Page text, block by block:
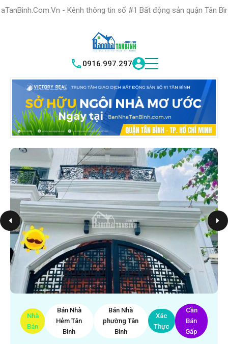
- Kênh thông tin số #1 Bất động sản quận Tân Bình "Nơi bạn
0916.997.297
Nhà
Bán
Bán Nhà
Hẻm Tân
Bình
Bán Nhà
phường Tân
Bình
Xác
Thực
Cần
Bán
Gấp
HỆ THỐNG TRUNG
TÂM GIAO DỊCH BĐS TỐT NHẤT QUẬN
TÂN BÌNHVICTORY REAL TÌM HIỂU NGAY|